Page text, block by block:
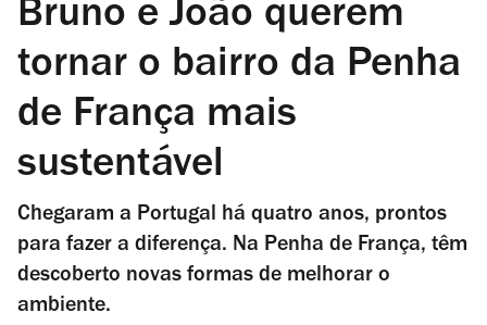
Bruno e João querem
tornar o bairro da Penha
de França mais
sustentável
Chegaram a Portugal há quatro anos, prontos
para fazer a diferença. Na Penha de França, têm
descoberto novas formas de melhorar o
ambiente.